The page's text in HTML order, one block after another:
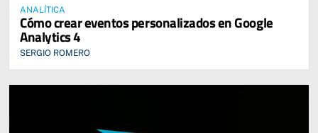
ANALÍTICA
Cómo crear eventos personalizados en Google
Analytics 4
SERGIO ROMERO